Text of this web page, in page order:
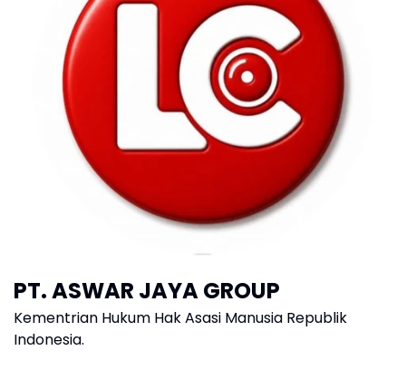
PT. ASWAR JAYA GROUP
Kementrian Hukum Hak Asasi Manusia Republik
Indonesia.